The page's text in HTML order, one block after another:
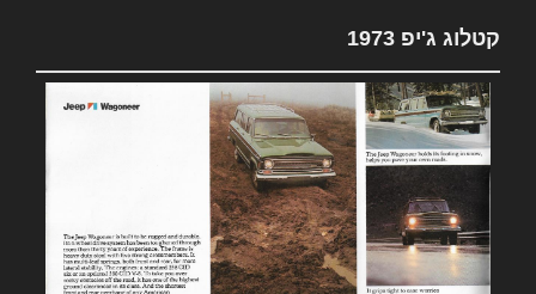
קטלוג ג'יפ 1973